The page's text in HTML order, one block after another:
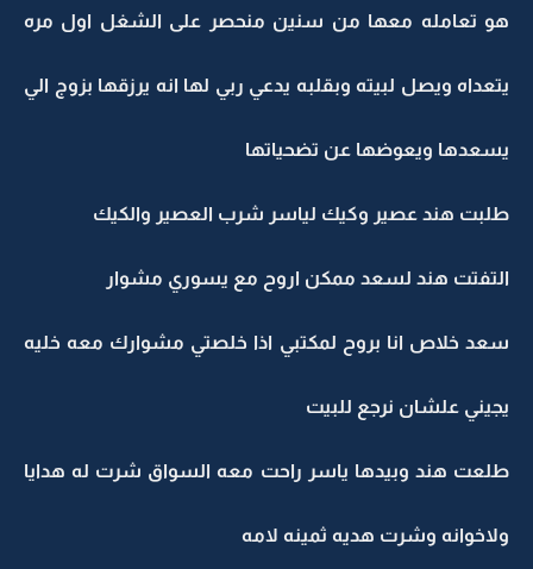
هو تعامله معها من سنين منحصر على الشغل اول مره
يتعداه ويصل لبيته وبقلبه يدعي ربي لها انه يرزقها بزوج الي
يسعدها ويعوضها عن تضحياتها
طلبت هند عصير وكيك لياسر شرب العصير والكيك
التفتت هند لسعد ممكن اروح مع يسوري مشوار
سعد خلاص انا بروح لمكتبي اذا خلصتي مشوارك معه خليه
يجيني علشان نرجع للبيت
طلعت هند وبيدها ياسر راحت معه السواق شرت له هدايا
ولاخوانه وشرت هديه ثمينه لامه